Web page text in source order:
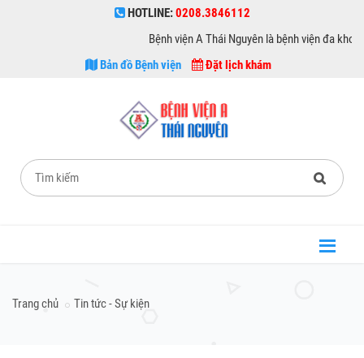
HOTLINE:0208.3846112
Bệnh viện A Thái Nguyên là bệnh viện đa khoa
Bản đồ Bệnh viện
Đặt lịch khám
Trang chủ Tin tức - Sự kiện